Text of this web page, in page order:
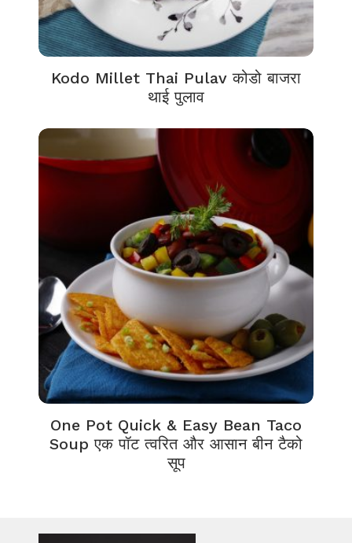
Kodo Millet Thai Pulav कोडो बाजरा
थाई पुलाव
One Pot Quick & Easy Bean Taco
Soup एक पॉट त्वरित और आसान बीन टैको
सूप